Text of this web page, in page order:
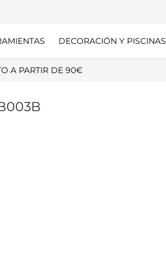
DECORACIÓN Y PISCINAS
A PARTIR DE 90€